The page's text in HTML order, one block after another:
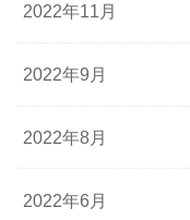
2022年11月
2022年9月
2022年8月
2022年6月